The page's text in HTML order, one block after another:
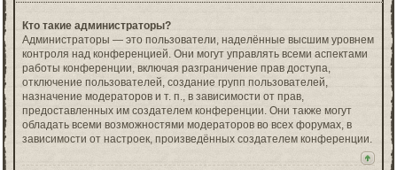
Кто такие администраторы?
Администраторы — это пользователи, наделённые высшим уровнем
контроля над конференцией. Они могут управлять всеми аспектами
работы конференции, включая разграничение прав доступа,
отключение пользователей, создание групп пользователей,
назначение модераторов и т. п., в зависимости от прав,
предоставленных им создателем конференции. Они также могут
обладать всеми возможностями модераторов во всех форумах, в
зависимости от настроек, произведённых создателем конференции.